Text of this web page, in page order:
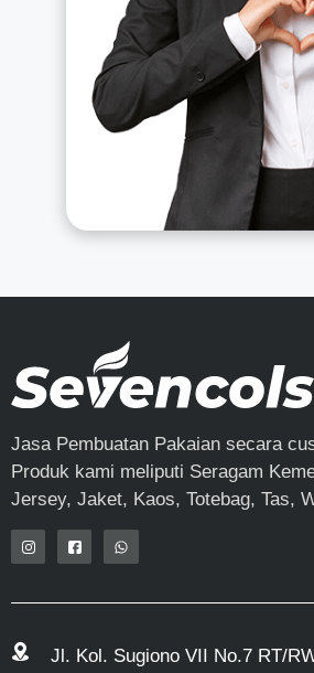
Jasa Pembuatan Pakaian secara
Produk kami meliputi Seragam
Jersey, Jaket, Kaos, Totebag, Tas,
Jl. Kol. Sugiono VII No.7 RT/